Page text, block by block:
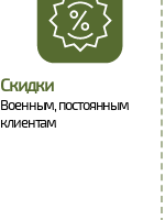
Скидки
Военным, постоянным
клиентам